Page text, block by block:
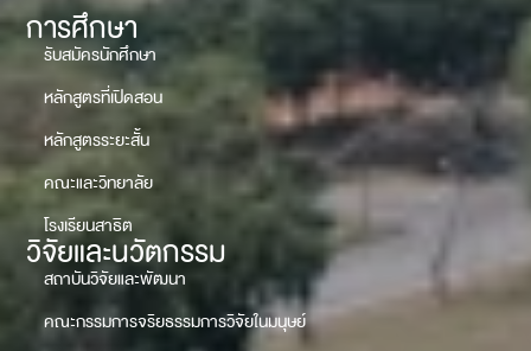
การศึกษา
รับสมัครนักศึกษา
หลักสูตรที่เปิดสอน
หลักสูตรระยะสั้น
คณะและวิทยาลัย
โรงเรียนสาธิต
วิจัยและนวัตกรรม
สถาบันวิจัยและพัฒนา
คณะกรรมการจริยธรรมการวิจัยในมนุษย์